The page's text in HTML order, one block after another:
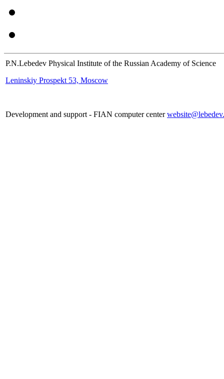
P.N.Lebedev Physical Institute of the Russian Academy of Science
Leninskiy Prospekt 53, Moscow
Development and support - FIAN computer center